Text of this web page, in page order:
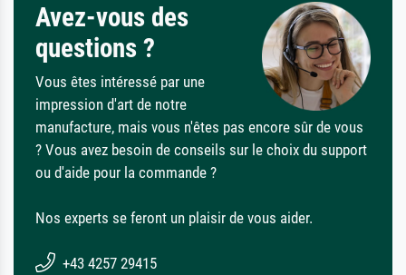
Avez-vous des
questions ?
Vous êtes intéressé par une
impression d'art de notre
manufacture, mais vous n'êtes pas encore sûr de vous
? Vous avez besoin de conseils sur le choix du support
ou d'aide pour la commande ?
Nos experts se feront un plaisir de vous aider.
+43 4257 29415